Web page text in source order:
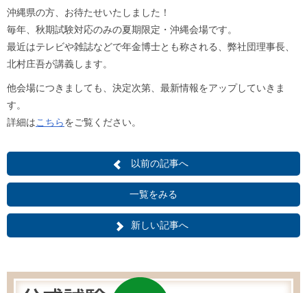
沖縄県の方、お待たせいたしました！
毎年、秋期試験対応のみの夏期限定・沖縄会場です。
最近はテレビや雑誌などで年金博士とも称される、弊社団理事長、
北村庄吾が講義します。
他会場につきましても、決定次第、最新情報をアップしていきま
す。
詳細はこちらをご覧ください。
以前の記事へ
一覧をみる
新しい記事へ